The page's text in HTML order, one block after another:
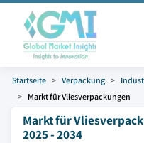
Startseite Verpackung
Markt für Vliesverpackungen
Markt für
2025 - 2034